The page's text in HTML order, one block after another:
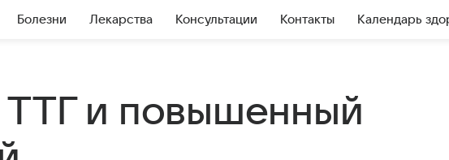
Болезни Лекарства Консультации Контакты Календарь
и повышенный